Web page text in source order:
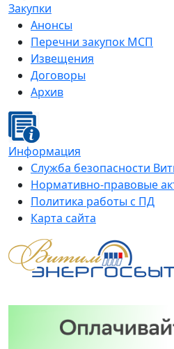
Закупки
Анонсы
Перечни закупок МСП
Извещения
Договоры
Архив
Информация
Служба безопасности
Нормативно-правовые
Политика работы с ПД
Карта сайта